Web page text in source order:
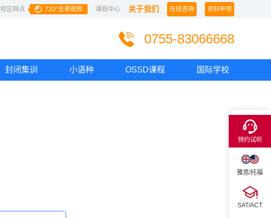
资料申领
在线咨询
关于我们
课程中心
校区网点 720°全景观校
0755-83066668
封闭集训 小语种 OSSD课程 国际学校
预约试听
雅思/托福
SAT/ACT
×